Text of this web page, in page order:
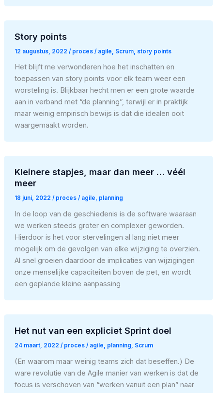
Story points
12 augustus, 2022 / proces/ agile Scrum, story points
Het blijft me verwonderen hoe het inschatten en
toepassen van story points voor elk team weer een
worsteling is. Blijkbaar hecht men er een grote waarde
aan in verband met “de planning”, terwijl er in praktijk
maar weinig empirisch bewijs is dat die idealen ooit
waargemaakt worden.
Kleinere stapjes, maar dan meer … véél
meer
18 juni, 2022 / proces/ agile, planning
In de loop van de geschiedenis is de software waaraan
we werken steeds groter en complexer geworden.
Hierdoor is het voor stervelingen al lang niet meer
mogelijk om de gevolgen van elke wijziging te overzien.
Al snel groeien daardoor de implicaties van wijzigingen
onze menselijke capaciteiten boven de pet, en wordt
een geplande kleine aanpassing
Het nut van een expliciet Sprint doel
24 maart, 2022 / proces/ agile, planning, Scrum
(En waarom maar weinig teams zich dat beseffen.) De
ware revolutie van de Agile manier van werken is dat de
focus is verschoven van “werken vanuit een plan” naar